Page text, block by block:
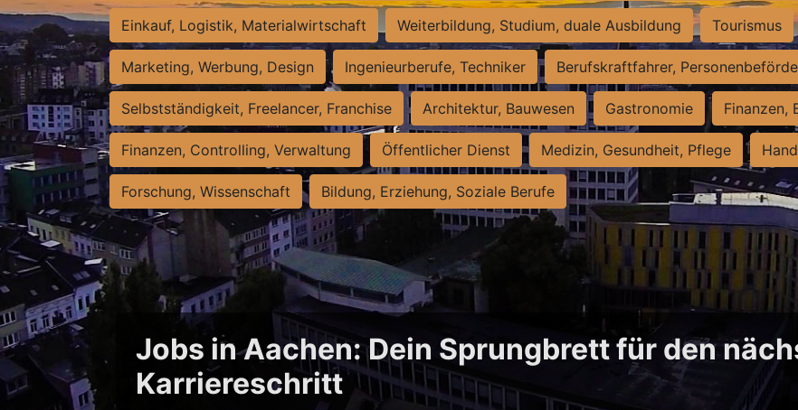
Einkauf, Logistik, Materialwirtschaft Weiterbildung, Studium, duale Ausbildung Tourismus
Marketing, Werbung, Design Ingenieurberufe, Techniker Berufskraftfahrer,
Selbstständigkeit, Freelancer, Franchise Architektur, Bauwesen Gastronomie Finanzen,
Finanzen, Controlling, Verwaltung Öffentlicher Dienst Medizin, Gesundheit, Pflege
Forschung, Wissenschaft Bildung, Erziehung, Soziale Berufe
Jobs in Aachen: Dein Sprungbrett für den
Karriereschritt